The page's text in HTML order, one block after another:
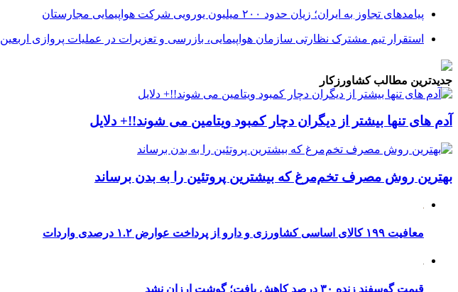
پیامدهای تجاوز به ایران؛ زیان حدود ۲۰۰ میلیون یورویی شرکت هواپیمایی مجارستان
استقرار تیم مشترک نظارتی سازمان هواپیمایی، بازرسی و تعزیرات در عملیات پروازی اربعین
جدیدترین مطالب کشاورزکار
آدم های تنها بیشتر از دیگران دچار کمبود ویتامین می شوند!!+ دلایل
بهترین روش مصرف تخم‌مرغ که بیشترین پروتئین را به بدن برساند
معافیت ۱۹۹ کالای اساسی کشاورزی و دارو از پرداخت عوارض ۱.۲ درصدی واردات
قیمت گوسفند زنده ۳۰ درصد کاهش یافت؛ گوشت ارزان نشد